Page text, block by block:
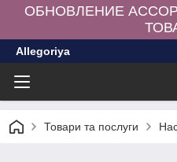
ОБНОВЛЕНИЕ
Allegoriya
Товари та послуги